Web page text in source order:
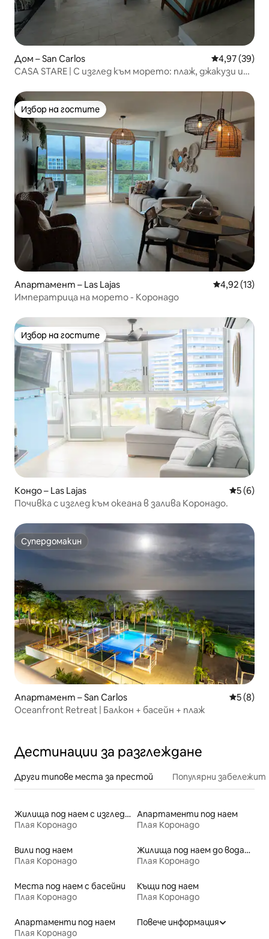
Дом – San Carlos Средна
4,97 (39)
CASA STARE | С изглед към морето: плаж, джакузи и
Избор на гостите
Избор на гостите
Апартамент – Las Lajas Средна
4,92 (13)
Императрица на морето - Коронадо
Избор на гостите
Избор на гостите
Кондо – Las Lajas Средна
5 (6)
Почивка с изглед към океана в залива Коронадо.
Супердомакин
Супердомакин
Апартамент – San Carlos Средна
5 (8)
Oceanfront Retreat | Балкон + басейн + плаж
Дестинации за разглеждане
Други типове места за престой Популярни
Жилища под наем с изглед към плажа
Плая Коронадо
Апартаменти под наем
Плая Коронадо
Вили под наем
Плая Коронадо
Жилища под наем до водата
Плая Коронадо
Места под наем с басейни
Плая Коронадо
Къщи под наем
Плая Коронадо
Апартаменти под наем
Плая Коронадо
Повече информация